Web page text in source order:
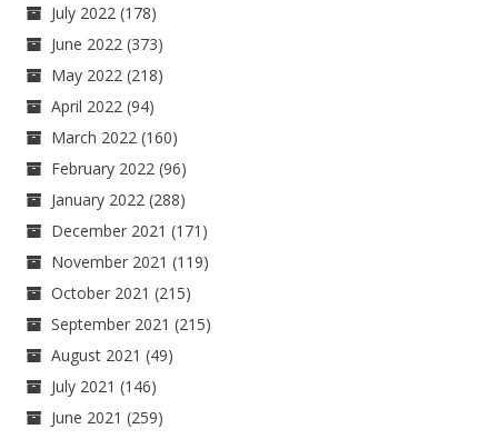
July 2022 (178)
June 2022 (373)
May 2022 (218)
April 2022 (94)
March 2022 (160)
February 2022 (96)
January 2022 (288)
December 2021 (171)
November 2021 (119)
October 2021 (215)
September 2021 (215)
August 2021 (49)
July 2021 (146)
June 2021 (259)